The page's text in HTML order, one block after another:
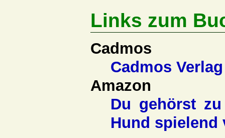
Links zum
Cadmos
Cadmos Verlag
Amazon
Du gehörst
Hund spielend